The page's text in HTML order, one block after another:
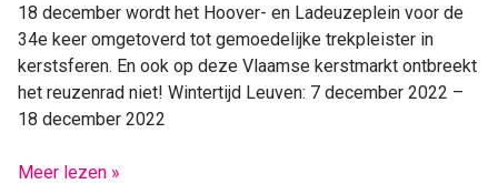
18 december wordt het Hoover- en Ladeuzeplein voor de
34e keer omgetoverd tot gemoedelijke trekpleister in
kerstsferen. En ook op deze Vlaamse kerstmarkt ontbreekt
het reuzenrad niet! Wintertijd Leuven: 7 december 2022 –
18 december 2022
Meer lezen »